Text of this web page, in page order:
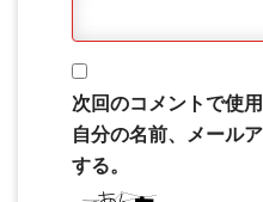
次回のコメントで使
自分の名前、メール
する。